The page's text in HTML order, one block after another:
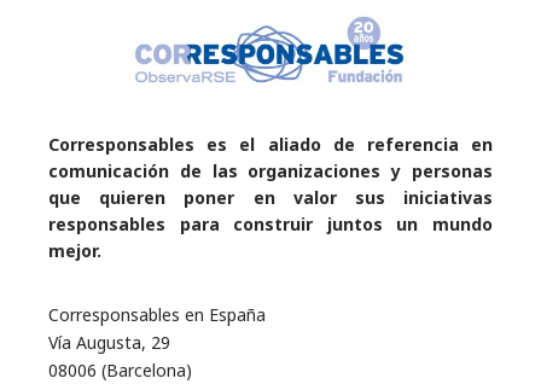
Corresponsables es el aliado de referencia en
comunicación de las organizaciones y personas
que quieren poner en valor sus iniciativas
responsables para construir juntos un mundo
mejor.
Corresponsables en España
Vía Augusta, 29
08006 (Barcelona)